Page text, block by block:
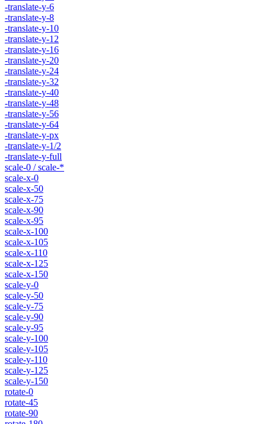
-translate-y-6
-translate-y-8
-translate-y-10
-translate-y-12
-translate-y-16
-translate-y-20
-translate-y-24
-translate-y-32
-translate-y-40
-translate-y-48
-translate-y-56
-translate-y-64
-translate-y-px
-translate-y-1/2
-translate-y-full
scale-0 / scale-*
scale-x-0
scale-x-50
scale-x-75
scale-x-90
scale-x-95
scale-x-100
scale-x-105
scale-x-110
scale-x-125
scale-x-150
scale-y-0
scale-y-50
scale-y-75
scale-y-90
scale-y-95
scale-y-100
scale-y-105
scale-y-110
scale-y-125
scale-y-150
rotate-0
rotate-45
rotate-90